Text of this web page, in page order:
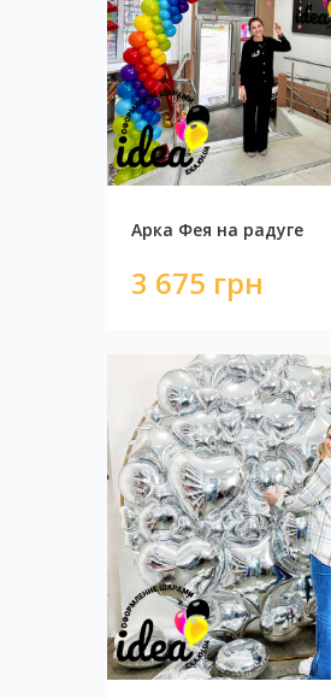
Стена из шаров
5 100
Арка Фея на радуге
3 675 грн